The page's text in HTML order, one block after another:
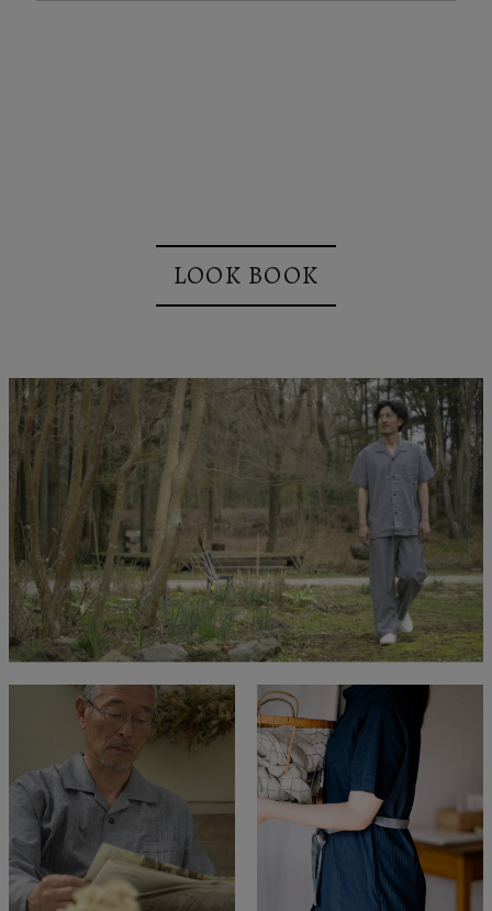
LOOK BOOK